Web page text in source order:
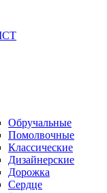
Обручальные
Помолвочные
Классические
Дизайнерские
Дорожка
Сердце